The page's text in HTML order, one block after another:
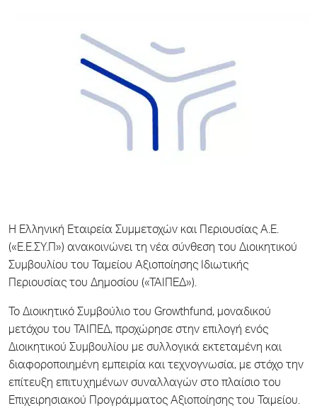
Η Ελληνική Εταιρεία Συμμετοχών και Περιουσίας Α.Ε.
(«Ε.Ε.ΣΥ.Π») ανακοινώνει τη νέα σύνθεση του Διοικητικού
Συμβουλίου του Ταμείου Αξιοποίησης Ιδιωτικής
Περιουσίας του Δημοσίου («ΤΑΙΠΕΔ»).
Το Διοικητικό Συμβούλιο του Growthfund, μοναδικού
μετόχου του ΤΑΙΠΕΔ, προχώρησε στην επιλογή ενός
Διοικητικού Συμβουλίου με συλλογικά εκτεταμένη και
διαφοροποιημένη εμπειρία και τεχνογνωσία, με στόχο την
επίτευξη επιτυχημένων συναλλαγών στο πλαίσιο του
Επιχειρησιακού Προγράμματος Αξιοποίησης του Ταμείου.